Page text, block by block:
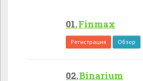
Finmax
Регистрация Обзор
Binarium